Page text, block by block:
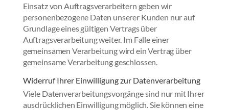
Einsatz von Auftragsverarbeitern geben wir
personenbezogene Daten unserer Kunden nur auf
Grundlage eines gültigen Vertrags über
Auftragsverarbeitung weiter. Im Falle einer
gemeinsamen Verarbeitung wird ein Vertrag über
gemeinsame Verarbeitung geschlossen.
Widerruf Ihrer Einwilligung zur Datenverarbeitung
Viele Datenverarbeitungsvorgänge sind nur mit Ihrer
ausdrücklichen Einwilligung möglich. Sie können eine